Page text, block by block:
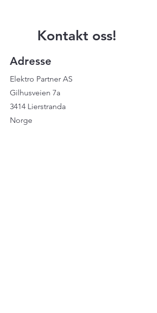
Kontakt oss!
Adresse
Elektro Partner AS
Gilhusveien 7a
3414 Lierstranda
Norge